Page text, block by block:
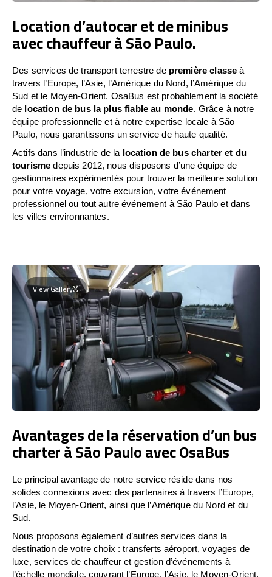
Location d’autocar et de minibus
avec chauffeur à São Paulo.
Des services de transport terrestre de première classe à
travers l’Europe, l’Asie, l’Amérique du Nord, l’Amérique du
Sud et le Moyen-Orient. OsaBus est probablement la société
de location de bus la plus fiable au monde. Grâce à notre
équipe professionnelle et à notre expertise locale à São
Paulo, nous garantissons un service de haute qualité.
Actifs dans l’industrie de la location de bus charter et du
tourisme depuis 2012, nous disposons d’une équipe de
gestionnaires expérimentés pour trouver la meilleure solution
pour votre voyage, votre excursion, votre événement
professionnel ou tout autre événement à São Paulo et dans
les villes environnantes.
View Gallery
Avantages de la réservation d’un bus
charter à São Paulo avec OsaBus
Le principal avantage de notre service réside dans nos
solides connexions avec des partenaires à travers l’Europe,
l’Asie, le Moyen-Orient, ainsi que l’Amérique du Nord et du
Sud.
Nous proposons également d’autres services dans la
destination de votre choix : transferts aéroport, voyages de
luxe, services de chauffeur et gestion d’événements à
l’échelle mondiale, couvrant l’Europe, l’Asie, le Moyen-Orient,